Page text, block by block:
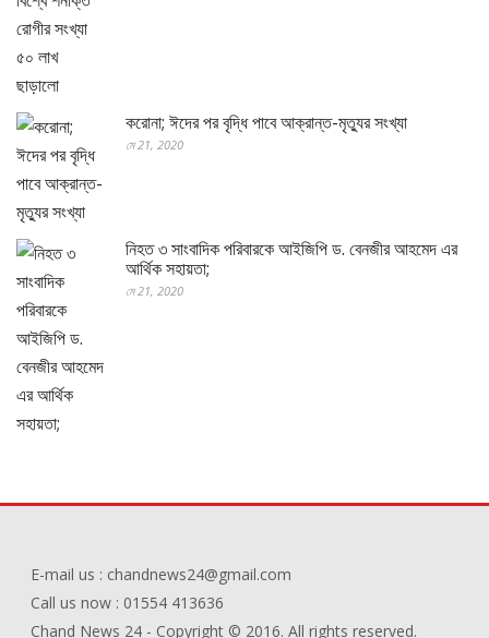
করোনা; ঈদের পর বৃদ্ধি পাবে আক্রান্ত-মৃত্যুর সংখ্যা
মে 21, 2020
নিহত ৩ সাংবাদিক পরিবারকে আইজিপি ড. বেনজীর আহমেদ এর
আর্থিক সহায়তা;
মে 21, 2020
E-mail us : chandnews24@gmail.com
Call us now : 01554 413636
Chand News 24 - Copyright © 2016. All rights reserved.